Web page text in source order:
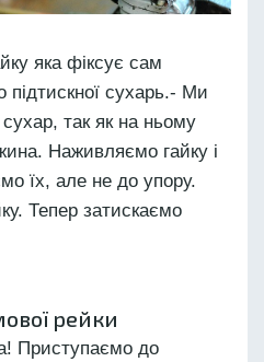
яка фіксує сам
підтискної сухарь.- Ми
так як на ньому
Наживляємо гайку і
їх, але не до упору.
Тепер затискаємо
рейки
Приступаємо до